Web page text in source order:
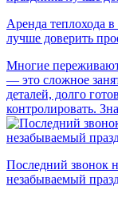
Аренда теплохода
лучше доверить
Многие
— это сложное
деталей, долго
контролировать.
Последний звонок
незабываемый